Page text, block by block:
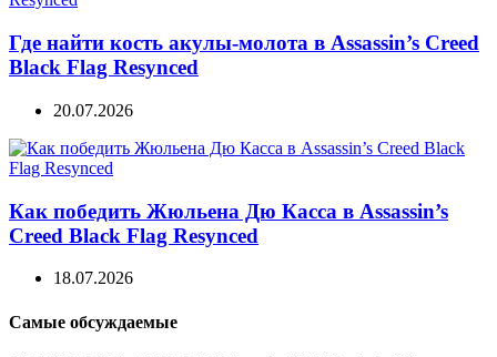
Где найти кость акулы-молота в Assassin’s Creed
Black Flag Resynced
20.07.2026
Как победить Жюльена Дю Касса в Assassin’s
Creed Black Flag Resynced
18.07.2026
Самые обсуждаемые